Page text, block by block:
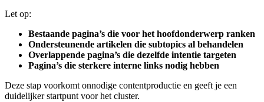
Let op:
Bestaande pagina’s die voor het hoofdonderwerp ranken
Ondersteunende artikelen die subtopics al behandelen
Overlappende pagina’s die dezelfde intentie targeten
Pagina’s die sterkere interne links nodig hebben
Deze stap voorkomt onnodige contentproductie en geeft je een
duidelijker startpunt voor het cluster.